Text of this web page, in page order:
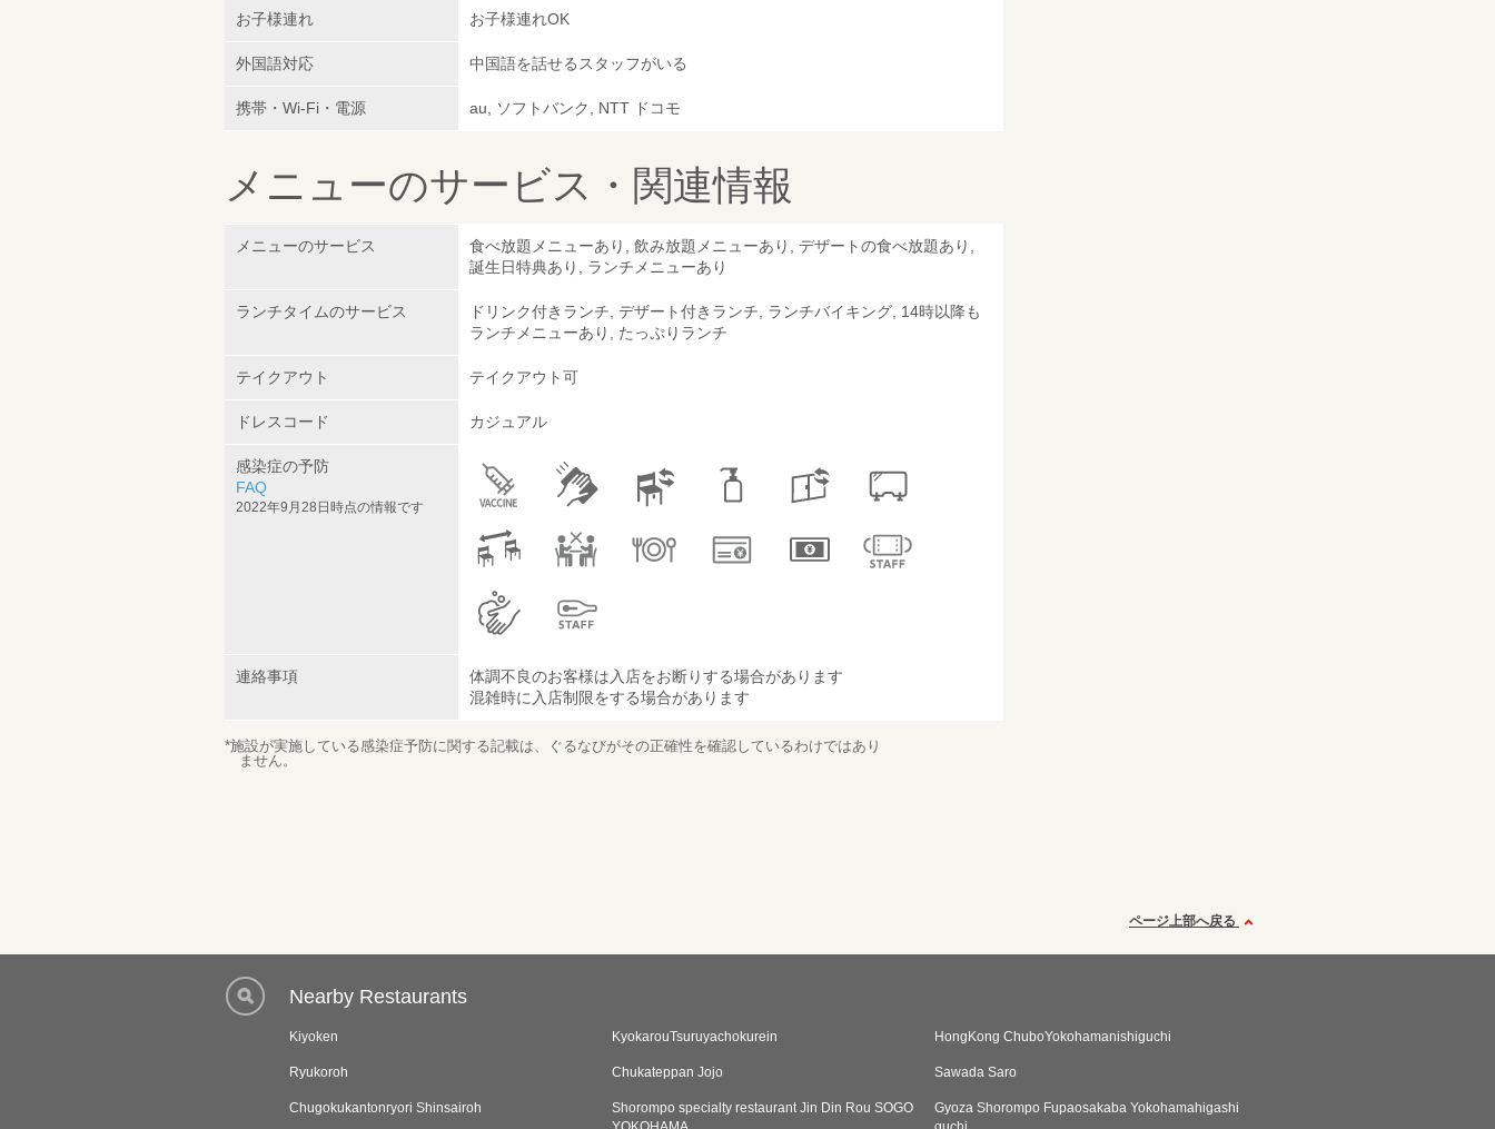
お子様連れ お子様連れOK
外国語対応 中国語を話せるスタッフがいる
携帯・Wi-Fi・電源 au, ソフトバンク, NTT ドコモ
メニューのサービス・関連情報
メニューのサービス
食べ放題メニューあり, 飲み放題メニューあり, デザートの食べ放題あり,
誕生日特典あり, ランチメニューあり
ランチタイムのサービス
ドリンク付きランチ, デザート付きランチ, ランチバイキング, 14時以降も
ランチメニューあり, たっぷりランチ
テイクアウト テイクアウト可
ドレスコード カジュアル
感染症の予防
FAQ
2022年9月28日時点の情報です
連絡事項
体調不良のお客様は入店をお断りする場合があります
混雑時に入店制限をする場合があります
*施設が実施している感染症予防に関する記載は、ぐるなびがその正確性を確認しているわけではあり
ません。
ページ上部へ戻る
Nearby Restaurants
Kiyoken KyokarouTsuruyachokurein HongKong ChuboYokohamanishiguchi
Ryukoroh Chukateppan Jojo Sawada Saro
Chugokukantonryori Shinsairoh
Shorompo specialty restaurant Jin Din Rou SOGO
Gyoza Shorompo Fupaosakaba Yokohamahigashi